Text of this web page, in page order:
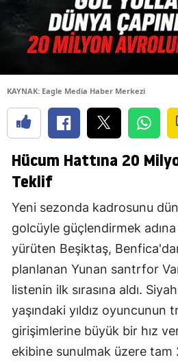
KAYNAK: Eagle Media Haber Merkezi
Hücum Hattına 20
Teklif
Yeni sezonda kadrosunu
golcüyle güçlendirmek adına
yürüten Beşiktaş,
planlanan Yunan santrfor
listenin ilk sırasına aldı.
yaşındaki yıldız oyuncunun
girişimlerine büyük bir hız
ekibine sunulmak üzere tam